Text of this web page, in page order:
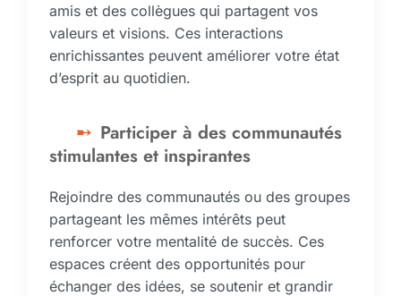
amis et des collègues qui partagent vos
valeurs et visions. Ces interactions
enrichissantes peuvent améliorer votre état
d’esprit au quotidien.
Participer à des communautés
stimulantes et inspirantes
Rejoindre des communautés ou des groupes
partageant les mêmes intérêts peut
renforcer votre mentalité de succès. Ces
espaces créent des opportunités pour
échanger des idées, se soutenir et grandir